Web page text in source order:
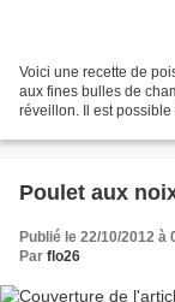
Voici une recette de
aux fines bulles de
réveillon. Il est
Poulet aux
Publié le 22/10/2012 à
Par flo26